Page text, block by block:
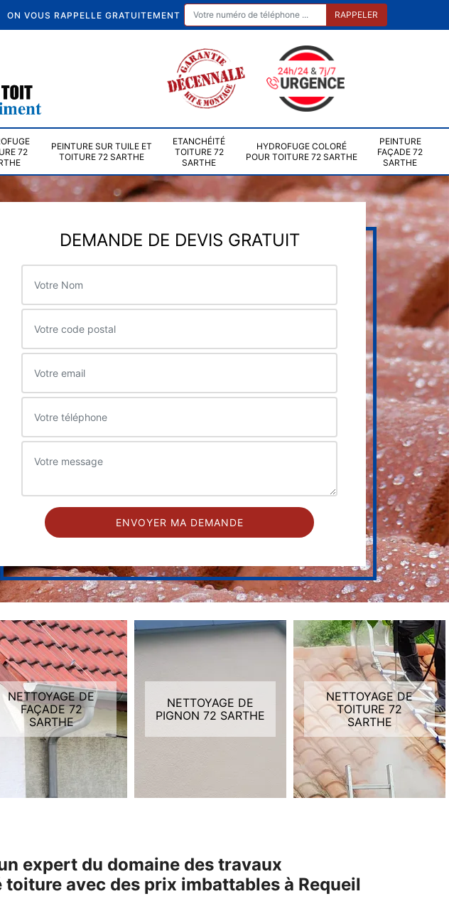
ON VOUS RAPPELLE GRATUITEMENT
72
PEINTURE SUR TUILE ET
TOITURE 72 SARTHE
ETANCHÉITÉ
TOITURE 72
SARTHE
HYDROFUGE COLORÉ
POUR TOITURE 72 SARTHE
PEINTURE
FAÇADE 72
SARTHE
DEMANDE DE DEVIS GRATUIT
NETTOYAGE DE
FAÇADE 72
SARTHE
NETTOYAGE DE
PIGNON 72 SARTHE
NETTOYAGE DE
TOITURE 72
SARTHE
expert du domaine des travaux
avec des prix imbattables à Requeil